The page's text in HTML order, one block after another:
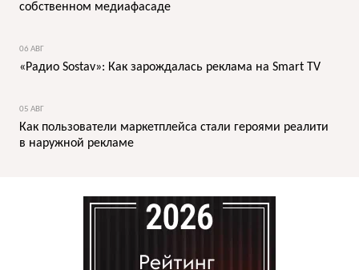
собственном медиафасаде
06 АВГ
«Радио Sostav»: Как зарождалась реклама на Smart TV
05 АВГ
Как пользователи маркетплейса стали героями реалити
в наружной рекламе